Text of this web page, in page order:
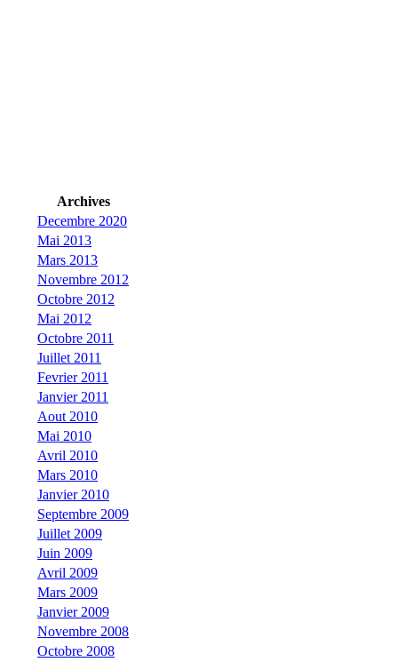
Archives
Decembre 2020
Mai 2013
Mars 2013
Novembre 2012
Octobre 2012
Mai 2012
Octobre 2011
Juillet 2011
Fevrier 2011
Janvier 2011
Aout 2010
Mai 2010
Avril 2010
Mars 2010
Janvier 2010
Septembre 2009
Juillet 2009
Juin 2009
Avril 2009
Mars 2009
Janvier 2009
Novembre 2008
Octobre 2008